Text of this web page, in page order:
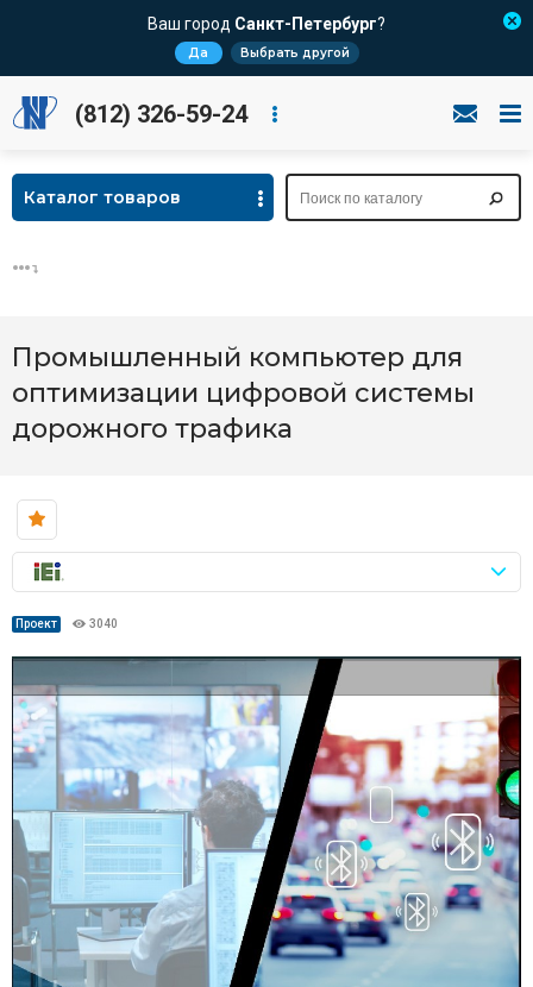
Ваш город Санкт-Петербург?
Да Выбрать другой
(812) 326-59-24
Каталог товаров
Промышленный компьютер для
оптимизации цифровой системы
дорожного трафика
Проект 3040